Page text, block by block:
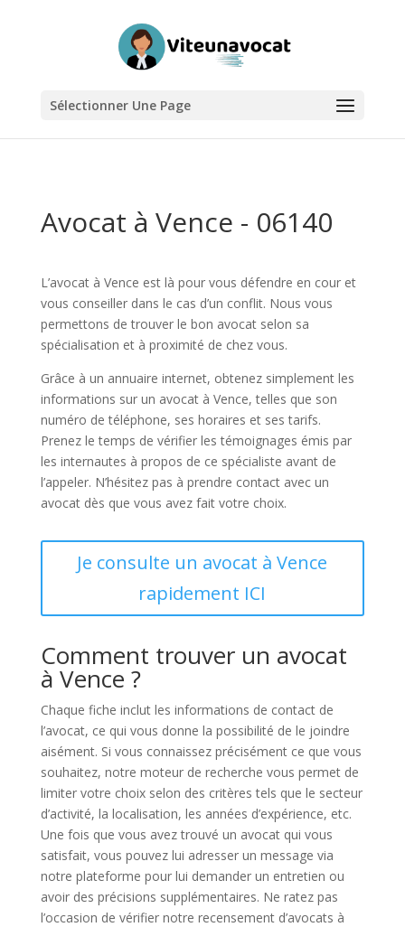
Sélectionner Une Page
Avocat à Vence - 06140
L’avocat à Vence est là pour vous défendre en cour et
vous conseiller dans le cas d’un conflit. Nous vous
permettons de trouver le bon avocat selon sa
spécialisation et à proximité de chez vous.
Grâce à un annuaire internet, obtenez simplement les
informations sur un avocat à Vence, telles que son
numéro de téléphone, ses horaires et ses tarifs.
Prenez le temps de vérifier les témoignages émis par
les internautes à propos de ce spécialiste avant de
l’appeler. N’hésitez pas à prendre contact avec un
avocat dès que vous avez fait votre choix.
Je consulte un avocat à Vence
rapidement ICI
Comment trouver un avocat
à Vence ?
Chaque fiche inclut les informations de contact de
l’avocat, ce qui vous donne la possibilité de le joindre
aisément. Si vous connaissez précisément ce que vous
souhaitez, notre moteur de recherche vous permet de
limiter votre choix selon des critères tels que le secteur
d’activité, la localisation, les années d’expérience, etc.
Une fois que vous avez trouvé un avocat qui vous
satisfait, vous pouvez lui adresser un message via
notre plateforme pour lui demander un entretien ou
avoir des précisions supplémentaires. Ne ratez pas
l’occasion de vérifier notre recensement d’avocats à